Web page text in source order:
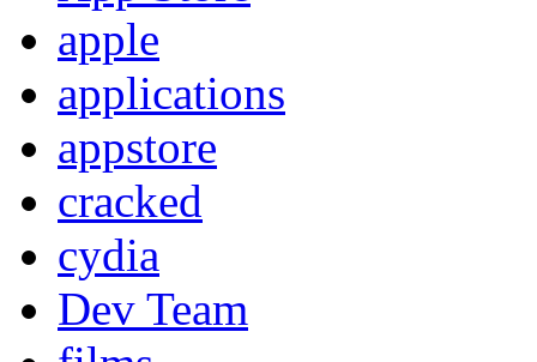
apple
applications
appstore
cracked
cydia
Dev Team